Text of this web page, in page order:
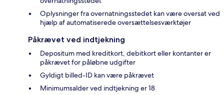
Oplysninger fra overnatningsstedet kan være oversat ved
hjælp af automatiserede oversættelsesværktøjer
Påkrævet ved indtjekning
Depositum med kreditkort, debitkort eller kontanter er
påkrævet for påløbne udgifter
Gyldigt billed-ID kan være påkrævet
Minimumsalder ved indtjekning er 18